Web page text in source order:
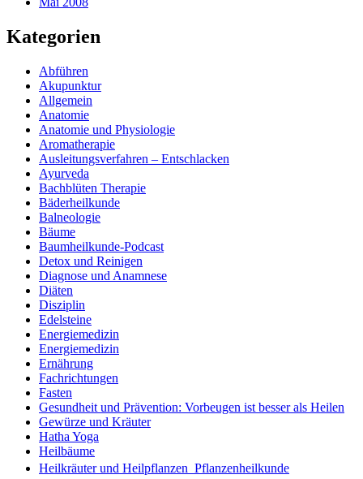
Kategorien
Abführen
Akupunktur
Allgemein
Anatomie
Anatomie und Physiologie
Aromatherapie
Ausleitungsverfahren – Entschlacken
Ayurveda
Bachblüten Therapie
Bäderheilkunde
Balneologie
Bäume
Baumheilkunde-Podcast
Detox und Reinigen
Diagnose und Anamnese
Diäten
Disziplin
Edelsteine
Energiemedizin
Energiemedizin
Ernährung
Fachrichtungen
Fasten
Gesundheit und Prävention: Vorbeugen ist besser als Heilen
Gewürze und Kräuter
Hatha Yoga
Heilbäume
Heilkräuter und Heilpflanzen  Pflanzenheilkunde